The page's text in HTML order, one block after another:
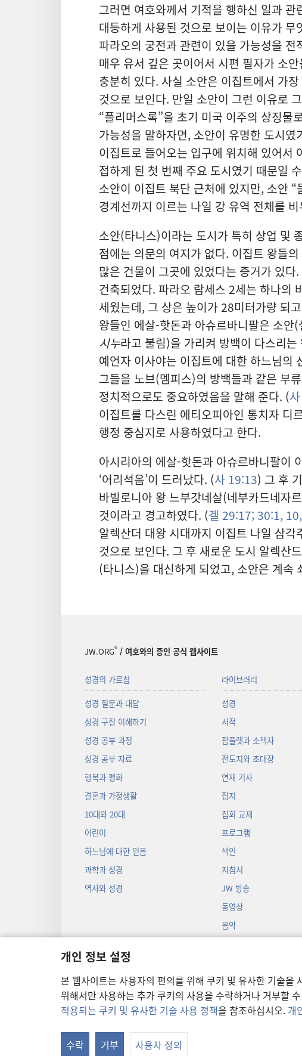
개인 정보 설정
본 웹사이트는 사용자의 편의를 위해 쿠키 및 유사한 기술을
위해서만 사용하는 추가 쿠키의 사용을 수락하거나 거부할
적용되는 쿠키 및 유사한 기술 사용 정책을 참조하십시오. 개
수락 거부 사용자 정의
그러면 여호와께서 기적을 행하신 일과 관
대등하게 사용된 것으로 보이는 이유가
파라오의 궁전과 관련이 있을 가능성을
매우 유서 깊은 곳이어서 시편 필자가 소
충분히 있다. 사실 소안은 이집트에서 가
것으로 보인다. 만일 소안이 그런 이유로
“플리머스록”을 초기 미국 이주의 상징물
가능성을 말하자면, 소안이 유명한 도시
이집트로 들어오는 입구에 위치해 있어서
접하게 된 첫 번째 주요 도시였기 때문일
소안이 이집트 북단 근처에 있지만, 소안
경계선까지 이르는 나일 강 유역 전체를
소안(타니스)이라는 도시가 특히 상업 및
점에는 의문의 여지가 없다. 이집트 왕들
많은 건물이 그곳에 있었다는 증거가 있
건축되었다. 파라오 람세스 2세는 하나의
세웠는데, 그 상은 높이가 28미터가량 되
왕들인 에살-핫돈과 아슈르바니팔은 소안
시누라고 불림)을 가리켜 방백이 다스리
예언자 이사야는 이집트에 대한 하느님의
그들을 노브(멤피스)의 방백들과 같은 부
정치적으로도 중요하였음을 말해 준다. (
이집트를 다스린 에티오피아인 통치자 디
행정 중심지로 사용하였다고 한다.
아시리아의 에살-핫돈과 아슈르바니팔이
‘어리석음’이 드러났다. (사 19:13) 그 후
바빌로니아 왕 느부갓네살(네부카드네자
것이라고 경고하였다. (겔 29:17; 30:1, 10,
알렉산더 대왕 시대까지 이집트 나일 삼
것으로 보인다. 그 후 새로운 도시 알렉산
(타니스)을 대신하게 되었고, 소안은 계속
JW.ORG® / 여호와의 증인 공식 웹사이트
성경의 가르침
성경 질문과 대답
성경 구절 이해하기
성경 공부 과정
성경 공부 자료
행복과 평화
결혼과 가정생활
10대와 20대
어린이
하느님에 대한 믿음
과학과 성경
역사와 성경
라이브러리
성경
서적
팜플렛과 소책자
전도지와 초대장
연재 기사
잡지
집회 교재
프로그램
색인
지침서
JW 방송
동영상
음악
Copyright © 2026 Watch Tower